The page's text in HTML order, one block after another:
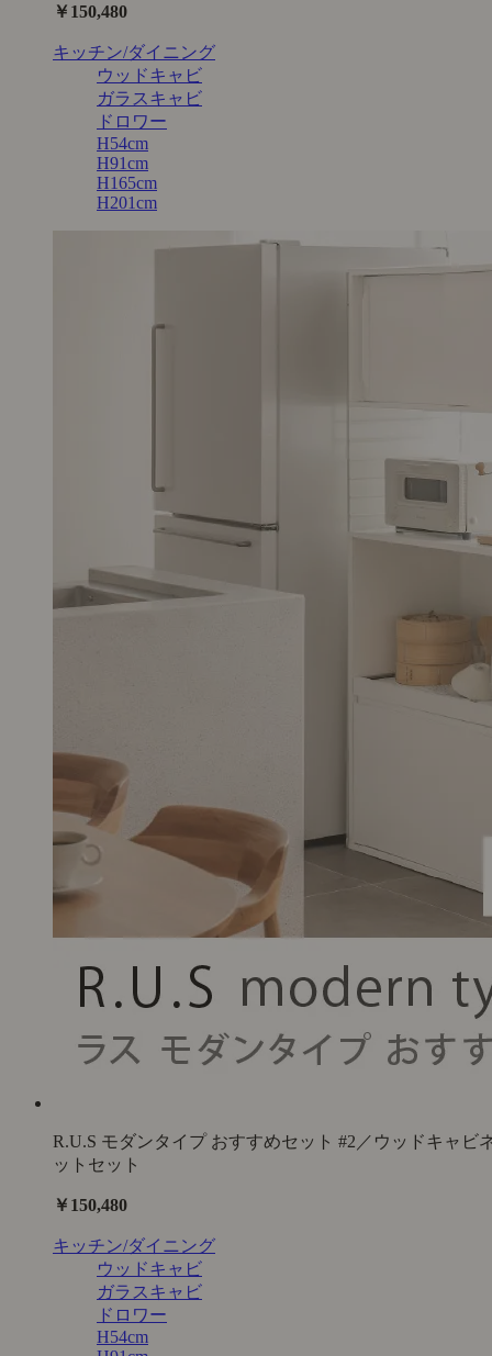
￥150,480
キッチン/ダイニング
ウッドキャビ
ガラスキャビ
ドロワー
H54cm
H91cm
H165cm
H201cm
R.U.S モダンタイプ おすすめセット #2／ウッドキャビ
ットセット
￥150,480
キッチン/ダイニング
ウッドキャビ
ガラスキャビ
ドロワー
H54cm